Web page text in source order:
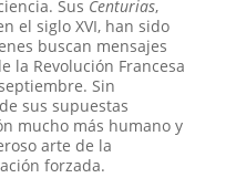
Sus Centurias,
el siglo XVI, han sido
buscan mensajes
la Revolución Francesa
. Sin
sus supuestas
mucho más humano y
arte de la
forzada.